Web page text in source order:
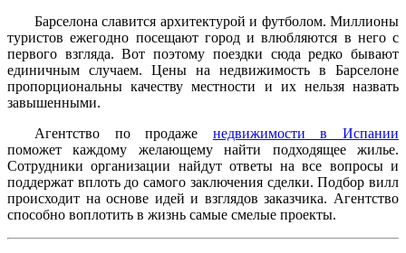
Барселона славится архитектурой и футболом. Миллионы
туристов ежегодно посещают город и влюбляются в него с
первого взгляда. Вот поэтому поездки сюда редко бывают
единичным случаем. Цены на недвижимость в Барселоне
пропорциональны качеству местности и их нельзя назвать
завышенными.
Агентство по продаже недвижимости в Испании
поможет каждому желающему найти подходящее жилье.
Сотрудники организации найдут ответы на все вопросы и
поддержат вплоть до самого заключения сделки. Подбор вилл
происходит на основе идей и взглядов заказчика. Агентство
способно воплотить в жизнь самые смелые проекты.